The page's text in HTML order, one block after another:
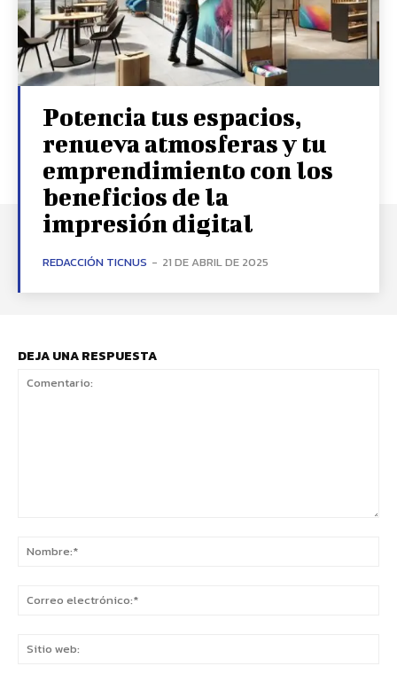
Potencia tus espacios,
renueva atmosferas y tu
emprendimiento con los
beneficios de la
impresión digital
REDACCIÓN TICNUS - 21 DE ABRIL DE 2025
DEJA UNA RESPUESTA